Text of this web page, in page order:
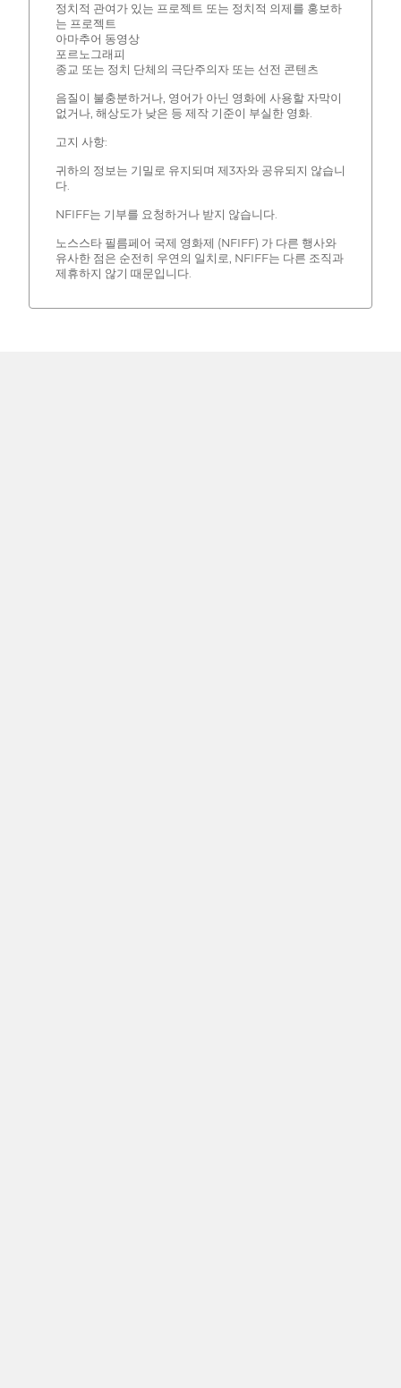
정치적 관여가 있는 프로젝트 또는 정치적 의제를 홍보하
는 프로젝트
아마추어 동영상
포르노그래피
종교 또는 정치 단체의 극단주의자 또는 선전 콘텐츠
음질이 불충분하거나, 영어가 아닌 영화에 사용할 자막이
없거나, 해상도가 낮은 등 제작 기준이 부실한 영화.
고지 사항:
귀하의 정보는 기밀로 유지되며 제3자와 공유되지 않습니
다.
NFIFF는 기부를 요청하거나 받지 않습니다.
노스스타 필름페어 국제 영화제 (NFIFF) 가 다른 행사와
유사한 점은 순전히 우연의 일치로, NFIFF는 다른 조직과
제휴하지 않기 때문입니다.